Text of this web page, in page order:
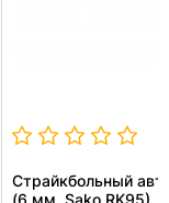
Страйкбольный